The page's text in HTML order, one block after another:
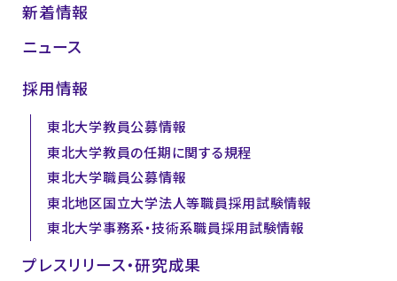
新着情報
ニュース
採用情報
東北大学教員公募情報
東北大学教員の任期に関する規程
東北大学職員公募情報
東北地区国立大学法人等職員採用試験情報
東北大学事務系・技術系職員採用試験情報
プレスリリース・研究成果